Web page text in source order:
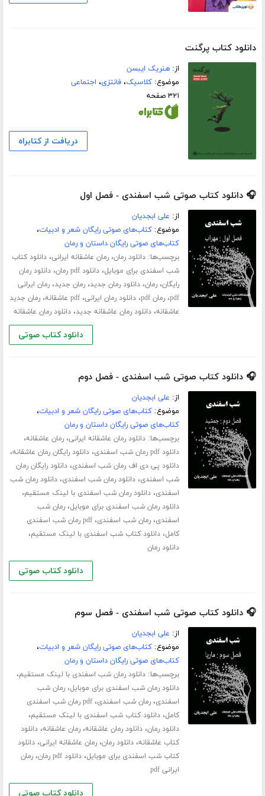
دانلود کتاب پرگنت
از:هنریک ایبسن
موضوع:کلاسیک،فانتزی، اجتماعی
۳۲۱ صفحه
دریافت از کتابراه
🎧 دانلود کتاب صوتی شب اسفندی - فصل اول
از: علی ابجدیان
موضوع:کتاب‌های صوتی رایگان شعر و ادبیات،
کتاب‌های صوتی رایگان داستان و رمان
برچسب‌ها:دانلود رمان،رمان عاشقانه ایرانی،دانلود کتاب
شب اسفندی برای موبایل،دانلود pdf رمان ،دانلود رمان
رایگان،رمان،دانلود رمان جدید،رمان جدید،رمان ایرانی
pdf،رمان pdf ،دانلود رمان ایرانی،pdf عاشقانه ،رمان جدید
عاشقانه،دانلود رمان عاشقانه جدید،دانلود رمان عاشقانه
دانلود کتاب صوتی
🎧 دانلود کتاب صوتی شب اسفندی - فصل دوم
از: علی ابجدیان
موضوع:کتاب‌های صوتی رایگان شعر و ادبیات،
کتاب‌های صوتی رایگان داستان و رمان
برچسب‌ها:دانلود رمان عاشقانه ایرانی،رمان عاشقانه،
دانلود pdf رمان شب اسفندی ،دانلود رایگان رمان عاشقانه،
دانلود پی دی اف رمان شب اسفندی،دانلود رایگان رمان
شب اسفندی،دانلود رمان شب اسفندی،دانلود رمان شب
اسفندی،دانلود رمان شب اسفندی با لینک مستقیم،
دانلود رمان شب اسفندی برای موبایل،رمان شب
اسفندی،رمان شب اسفندی،
pdf رمان شب اسفندی
کامل،دانلود کتاب شب اسفندی با لینک مستقیم،
دانلود رمان
دانلود کتاب صوتی
🎧 دانلود کتاب صوتی شب اسفندی - فصل سوم
از: علی ابجدیان
موضوع:کتاب‌های صوتی رایگان شعر و ادبیات،
کتاب‌های صوتی رایگان داستان و رمان
برچسب‌ها:دانلود رمان شب اسفندی با لینک مستقیم،
دانلود رمان شب اسفندی برای موبایل،رمان شب
اسفندی،رمان شب اسفندی،
pdf رمان شب اسفندی
کامل،دانلود کتاب شب اسفندی با لینک مستقیم،
دانلود رمان،دانلود رمان عاشقانه،رمان عاشقانه،دانلود
کتاب عاشقانه،دانلود رمان،رمان عاشقانه ایرانی،دانلود
کتاب شب اسفندی برای موبایل،دانلود pdf رمان ،رمان
ایرانی pdf
دانلود کتاب صوتی